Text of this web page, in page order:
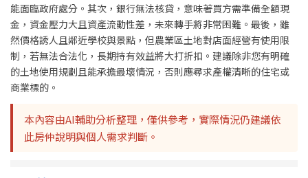
能面臨政府處分。其次，銀行無法核貸，意味著買方需準備全額現
金，資金壓力大且資產流動性差，未來轉手將非常困難。最後，雖
然價格誘人且鄰近學校與景點，但農業區土地對店面經營有使用限
制，若無法合法化，長期持有效益將大打折扣。建議除非您有明確
的土地使用規劃且能承擔最壞情況，否則應尋求產權清晰的住宅或
商業標的。
本內容由AI輔助分析整理，僅供參考，實際情況仍建議依
此房仲說明與個人需求判斷。